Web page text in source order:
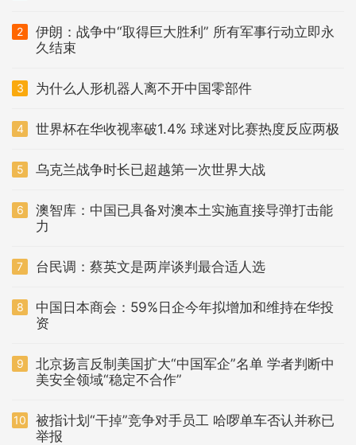
2
伊朗：战争中“取得巨大胜利” 所有军事行动立即永
久结束
3 为什么人形机器人离不开中国零部件
4 世界杯在华收视率破1.4% 球迷对比赛热度反应两极
5 乌克兰战争时长已超越第一次世界大战
6
澳智库：中国已具备对澳本土实施直接导弹打击能
力
7 台民调：蔡英文是两岸谈判最合适人选
8
中国日本商会：59%日企今年拟增加和维持在华投
资
9
北京扬言反制美国扩大“中国军企”名单 学者判断中
美安全领域“稳定不合作”
10
被指计划“干掉”竞争对手员工 哈啰单车否认并称已
举报